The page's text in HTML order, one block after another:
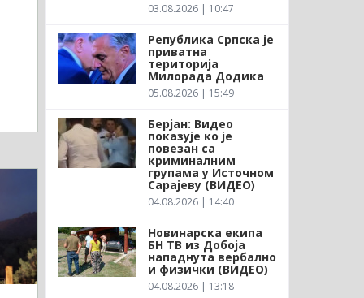
03.08.2026 | 10:47
Република Српска је
приватна
територија
Милорада Додика
05.08.2026 | 15:49
Берјан: Видео
показује ко је
повезан са
криминалним
групама у Источном
Сарајеву (ВИДЕО)
04.08.2026 | 14:40
Новинарска екипа
БН ТВ из Добоја
нападнута вербално
и физички (ВИДЕО)
04.08.2026 | 13:18